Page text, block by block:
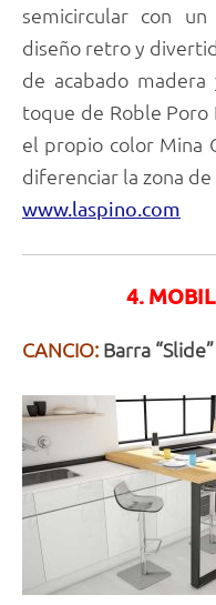
semicircular con
diseño retro y
de acabado
toque de Roble Poro
el propio color Mina
diferenciar la zona
www.laspino.com
4.
CANCIO: Barra “Slide”